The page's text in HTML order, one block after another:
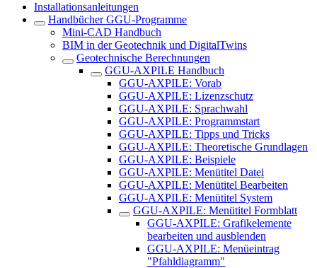
Installationsanleitungen
Handbücher GGU-Programme
Mini-CAD Handbuch
BIM in der Geotechnik und DigitalTwins
Geotechnische Berechnungen
GGU-AXPILE Handbuch
GGU-AXPILE: Vorab
GGU-AXPILE: Lizenzschutz
GGU-AXPILE: Sprachwahl
GGU-AXPILE: Programmstart
GGU-AXPILE: Tipps und Tricks
GGU-AXPILE: Theoretische Grundlagen
GGU-AXPILE: Beispiele
GGU-AXPILE: Menütitel Datei
GGU-AXPILE: Menütitel Bearbeiten
GGU-AXPILE: Menütitel System
GGU-AXPILE: Menütitel Formblatt
GGU-AXPILE: Grafikelemente
bearbeiten und ausblenden
GGU-AXPILE: Menüeintrag
"Pfahldiagramm"